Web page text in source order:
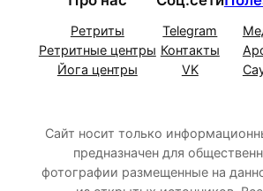
Ретриты
Ретритные центры
Йога центры
Telegram
Контакты
VK
Сайт носит только
предназначен для
фотографии размещенные на